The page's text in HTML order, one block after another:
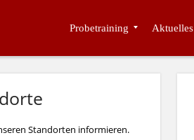
Probetraining Aktuelles
Standorten informieren.